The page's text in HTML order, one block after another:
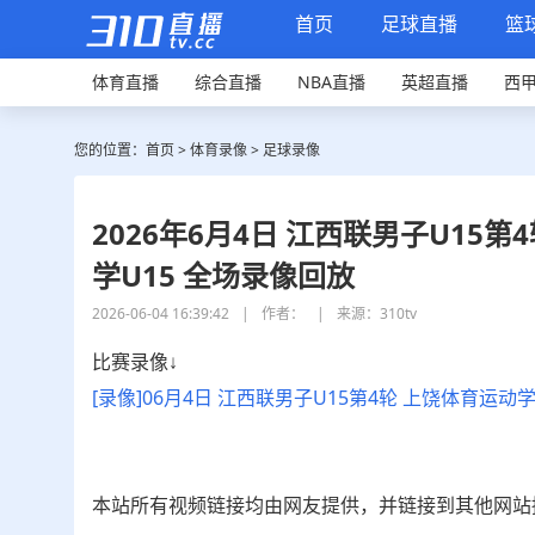
首页 足球直播 篮
体育直播 综合直播 NBA直播 英超直播 西
您的位置： 首页>体育录像> 足球录像
2026年6月4日 江西联男子U15第
学U15 全场录像回放
2026-06-04 16:39:42 | 作者： | 来源：310tv
比赛录像↓
[录像]06月4日 江西联男子U15第4轮 上饶体育运动
本站所有视频链接均由网友提供，并链接到其他网